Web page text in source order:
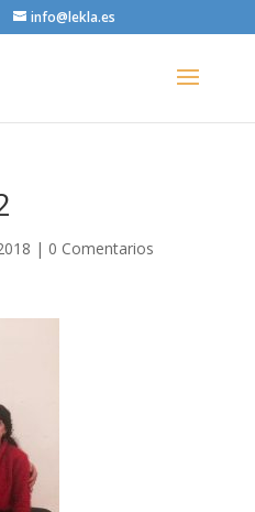
info@lekla.es
| 0 Comentarios